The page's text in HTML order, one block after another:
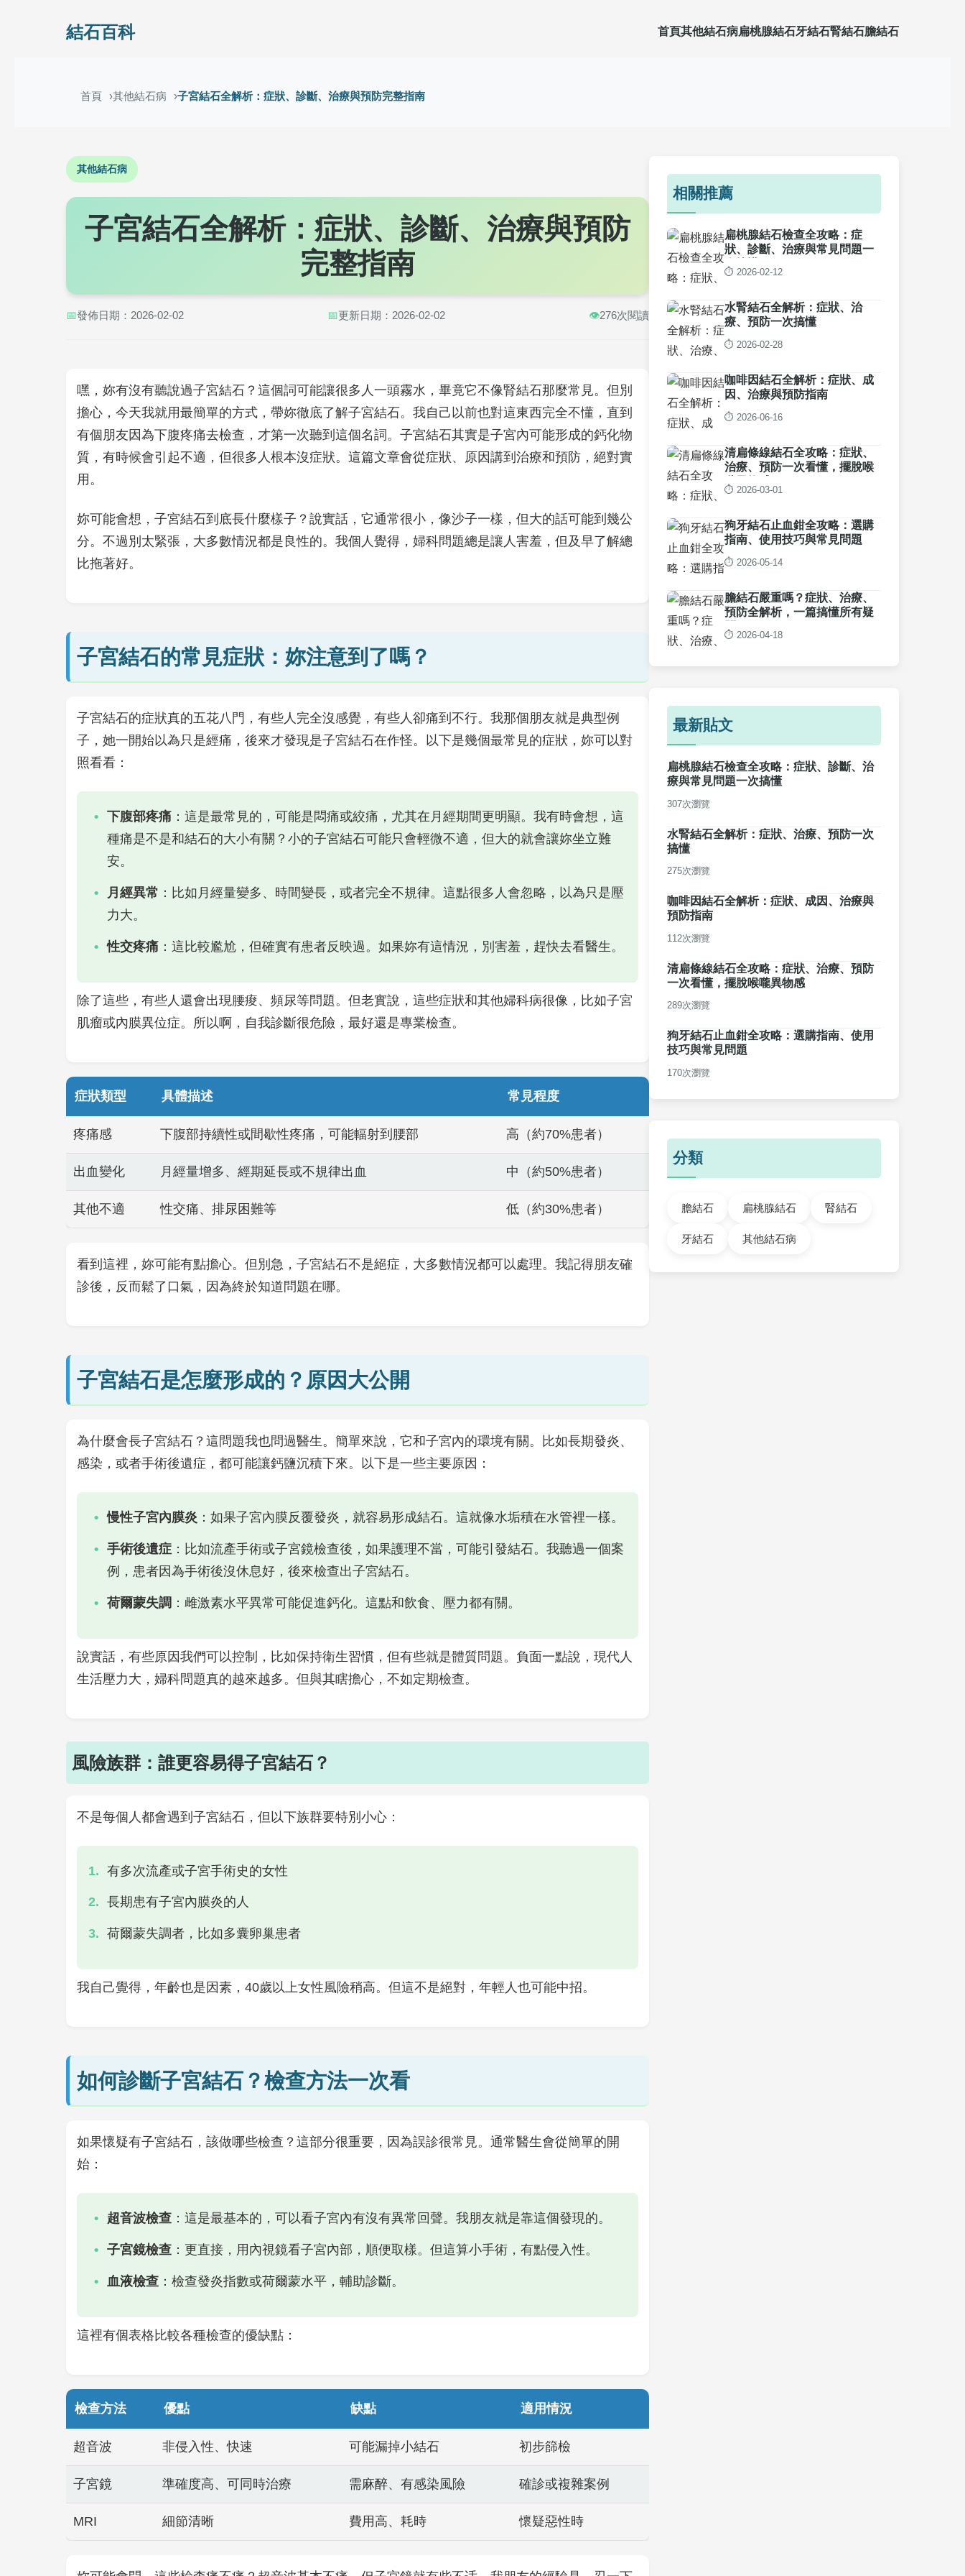
結石百科 首頁其他結石病扁桃腺結石牙結石腎結石膽結石
首頁 其他結石病 子宮結石全解析：症狀、診斷、治療與預防完整指南
其他結石病
子宮結石全解析：症狀、診斷、治療與預防
完整指南
📅發佈日期：2026-02-02 📅更新日期：2026-02-02 👁️276次閱讀
嘿，妳有沒有聽說過子宮結石？這個詞可能讓很多人一頭霧水，畢竟它不像腎結石那麼常見。但別
擔心，今天我就用最簡單的方式，帶妳徹底了解子宮結石。我自己以前也對這東西完全不懂，直到
有個朋友因為下腹疼痛去檢查，才第一次聽到這個名詞。子宮結石其實是子宮內可能形成的鈣化物
質，有時候會引起不適，但很多人根本沒症狀。這篇文章會從症狀、原因講到治療和預防，絕對實
用。
妳可能會想，子宮結石到底長什麼樣子？說實話，它通常很小，像沙子一樣，但大的話可能到幾公
分。不過別太緊張，大多數情況都是良性的。我個人覺得，婦科問題總是讓人害羞，但及早了解總
比拖著好。
子宮結石的常見症狀：妳注意到了嗎？
子宮結石的症狀真的五花八門，有些人完全沒感覺，有些人卻痛到不行。我那個朋友就是典型例
子，她一開始以為只是經痛，後來才發現是子宮結石在作怪。以下是幾個最常見的症狀，妳可以對
照看看：
下腹部疼痛 ：這是最常見的，可能是悶痛或絞痛，尤其在月經期間更明顯。我有時會想，這
種痛是不是和結石的大小有關？小的子宮結石可能只會輕微不適，但大的就會讓妳坐立難
安。
月經異常 ：比如月經量變多、時間變長，或者完全不規律。這點很多人會忽略，以為只是壓
力大。
性交疼痛 ：這比較尷尬，但確實有患者反映過。如果妳有這情況，別害羞，趕快去看醫生。
除了這些，有些人還會出現腰痠、頻尿等問題。但老實說，這些症狀和其他婦科病很像，比如子宮
肌瘤或內膜異位症。所以啊，自我診斷很危險，最好還是專業檢查。
症狀類型 具體描述 常見程度
疼痛感 下腹部持續性或間歇性疼痛，可能輻射到腰部 高（約70%患者）
出血變化 月經量增多、經期延長或不規律出血 中（約50%患者）
其他不適 性交痛、排尿困難等 低（約30%患者）
看到這裡，妳可能有點擔心。但別急，子宮結石不是絕症，大多數情況都可以處理。我記得朋友確
診後，反而鬆了口氣，因為終於知道問題在哪。
子宮結石是怎麼形成的？原因大公開
為什麼會長子宮結石？這問題我也問過醫生。簡單來說，它和子宮內的環境有關。比如長期發炎、
感染，或者手術後遺症，都可能讓鈣鹽沉積下來。以下是一些主要原因：
慢性子宮內膜炎 ：如果子宮內膜反覆發炎，就容易形成結石。這就像水垢積在水管裡一樣。
手術後遺症 ：比如流產手術或子宮鏡檢查後，如果護理不當，可能引發結石。我聽過一個案
例，患者因為手術後沒休息好，後來檢查出子宮結石。
荷爾蒙失調 ：雌激素水平異常可能促進鈣化。這點和飲食、壓力都有關。
說實話，有些原因我們可以控制，比如保持衛生習慣，但有些就是體質問題。負面一點說，現代人
生活壓力大，婦科問題真的越來越多。但與其瞎擔心，不如定期檢查。
風險族群：誰更容易得子宮結石？
不是每個人都會遇到子宮結石，但以下族群要特別小心：
有多次流產或子宮手術史的女性
長期患有子宮內膜炎的人
荷爾蒙失調者，比如多囊卵巢患者
我自己覺得，年齡也是因素，40歲以上女性風險稍高。但這不是絕對，年輕人也可能中招。
如何診斷子宮結石？檢查方法一次看
如果懷疑有子宮結石，該做哪些檢查？這部分很重要，因為誤診很常見。通常醫生會從簡單的開
始：
超音波檢查 ：這是最基本的，可以看子宮內有沒有異常回聲。我朋友就是靠這個發現的。
子宮鏡檢查 ：更直接，用內視鏡看子宮內部，順便取樣。但這算小手術，有點侵入性。
血液檢查 ：檢查發炎指數或荷爾蒙水平，輔助診斷。
這裡有個表格比較各種檢查的優缺點：
檢查方法 優點 缺點 適用情況
超音波 非侵入性、快速 可能漏掉小結石 初步篩檢
子宮鏡 準確度高、可同時治療 需麻醉、有感染風險 確診或複雜案例
MRI 細節清晰 費用高、耗時 懷疑惡性時
相關推薦
扁桃腺結石檢查全攻略：症
狀、診斷、治療與常見問題一
次搞懂
⏱️ 2026-02-12
水腎結石全解析：症狀、治
療、預防一次搞懂
⏱️ 2026-02-28
咖啡因結石全解析：症狀、成
因、治療與預防指南
⏱️ 2026-06-16
清扁條線結石全攻略：症狀、
治療、預防一次看懂，擺脫喉
嚨異物感
⏱️ 2026-03-01
狗牙結石止血鉗全攻略：選購
指南、使用技巧與常見問題
⏱️ 2026-05-14
膽結石嚴重嗎？症狀、治療、
預防全解析，一篇搞懂所有疑
問
⏱️ 2026-04-18
最新貼文
扁桃腺結石檢查全攻略：症狀、診斷、治
療與常見問題一次搞懂
307次瀏覽
水腎結石全解析：症狀、治療、預防一次
搞懂
275次瀏覽
咖啡因結石全解析：症狀、成因、治療與
預防指南
112次瀏覽
清扁條線結石全攻略：症狀、治療、預防
一次看懂，擺脫喉嚨異物感
289次瀏覽
狗牙結石止血鉗全攻略：選購指南、使用
技巧與常見問題
170次瀏覽
分類
膽結石 扁桃腺結石 腎結石
牙結石 其他結石病